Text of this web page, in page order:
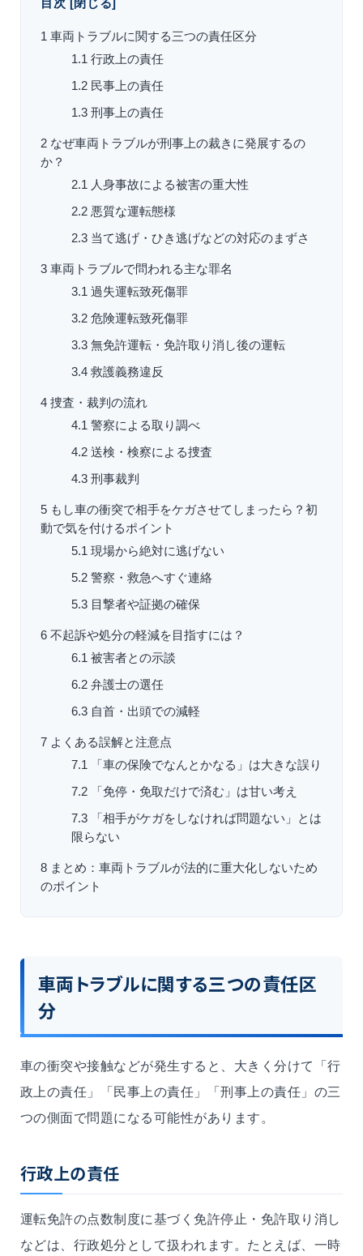
1 車両トラブルに関する三つの責任区分
1.1 行政上の責任
1.2 民事上の責任
1.3 刑事上の責任
2 なぜ車両トラブルが刑事上の裁きに発展するの
か？
2.1 人身事故による被害の重大性
2.2 悪質な運転態様
2.3 当て逃げ・ひき逃げなどの対応のまずさ
3 車両トラブルで問われる主な罪名
3.1 過失運転致死傷罪
3.2 危険運転致死傷罪
3.3 無免許運転・免許取り消し後の運転
3.4 救護義務違反
4 捜査・裁判の流れ
4.1 警察による取り調べ
4.2 送検・検察による捜査
4.3 刑事裁判
5 もし車の衝突で相手をケガさせてしまったら？初
動で気を付けるポイント
5.1 現場から絶対に逃げない
5.2 警察・救急へすぐ連絡
5.3 目撃者や証拠の確保
6 不起訴や処分の軽減を目指すには？
6.1 被害者との示談
6.2 弁護士の選任
6.3 自首・出頭での減軽
7 よくある誤解と注意点
7.1 「車の保険でなんとかなる」は大きな誤り
7.2 「免停・免取だけで済む」は甘い考え
7.3 「相手がケガをしなければ問題ない」とは
限らない
8 まとめ：車両トラブルが法的に重大化しないため
のポイント
車両トラブルに関する三つの責任区
分
車の衝突や接触などが発生すると、大きく分けて「行
政上の責任」「民事上の責任」「刑事上の責任」の三
つの側面で問題になる可能性があります。
行政上の責任
運転免許の点数制度に基づく免許停止・免許取り消し
などは、行政処分として扱われます。たとえば、一時